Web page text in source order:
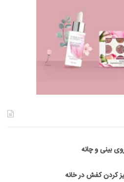
بینی و چانه
کردن کفش در خانه